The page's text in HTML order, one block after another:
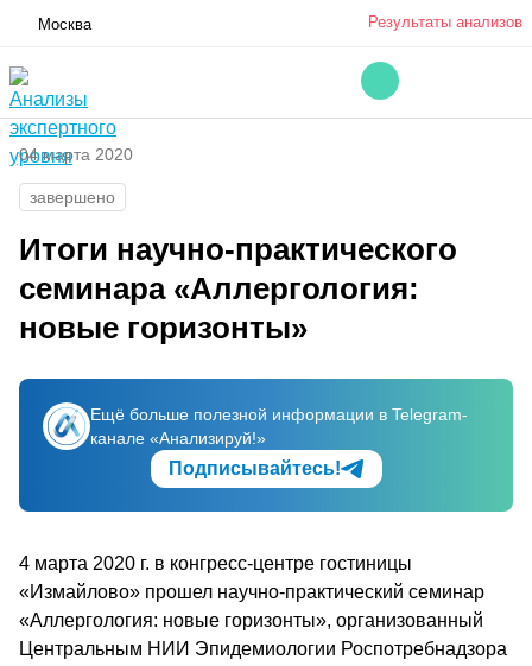
Москва Результаты анализов
04 марта 2020
завершено
Итоги научно-практического
семинара «Аллергология:
новые горизонты»
Ещё больше полезной информации в Telegram-
канале «Анализируй!»
Подписывайтесь!
4 марта 2020 г. в конгресс-центре гостиницы
«Измайлово» прошел научно-практический семинар
«Аллергология: новые горизонты», организованный
Центральным НИИ Эпидемиологии Роспотребнадзора